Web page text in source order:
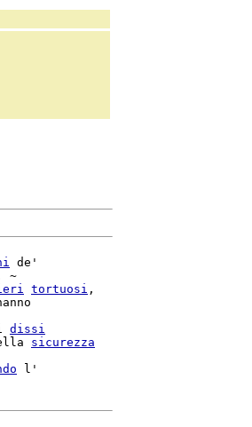
de'
~
tortuosi ,
dissi
sicurezza